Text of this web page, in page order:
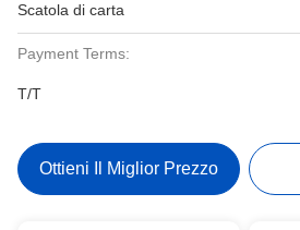
Scatola di carta
Payment Terms:
T/T
Ottieni Il Miglior Prezzo